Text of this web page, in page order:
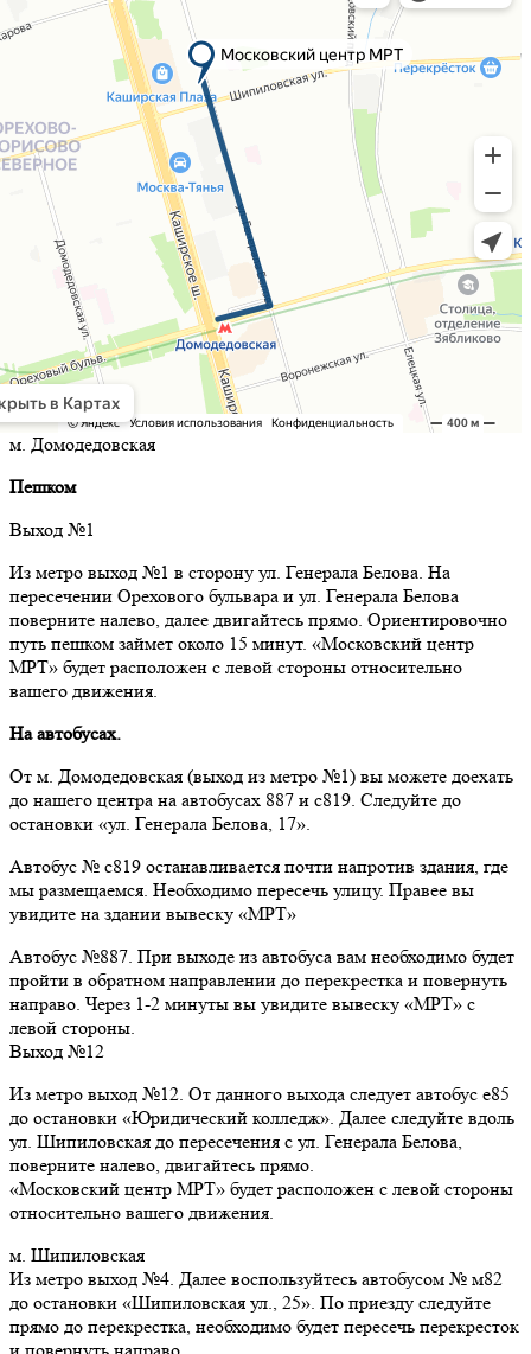
м. Домодедовская
Пешком
Выход №1
Из метро выход №1 в сторону ул. Генерала Белова. На
пересечении Орехового бульвара и ул. Генерала Белова
поверните налево, далее двигайтесь прямо. Ориентировочно
путь пешком займет около 15 минут. «Московский центр
МРТ» будет расположен с левой стороны относительно
вашего движения.
На автобусах.
От м. Домодедовская (выход из метро №1) вы можете доехать
до нашего центра на автобусах 887 и с819. Следуйте до
остановки «ул. Генерала Белова, 17».
Автобус № с819 останавливается почти напротив здания, где
мы размещаемся. Необходимо пересечь улицу. Правее вы
увидите на здании вывеску «МРТ»
Автобус №887. При выходе из автобуса вам необходимо будет
пройти в обратном направлении до перекрестка и повернуть
направо. Через 1-2 минуты вы увидите вывеску «МРТ» с
левой стороны.
Выход №12
Из метро выход №12. От данного выхода следует автобус е85
до остановки «Юридический колледж». Далее следуйте вдоль
ул. Шипиловская до пересечения с ул. Генерала Белова,
поверните налево, двигайтесь прямо.
«Московский центр МРТ» будет расположен с левой стороны
относительно вашего движения.
м. Шипиловская
Из метро выход №4. Далее воспользуйтесь автобусом № м82
до остановки «Шипиловская ул., 25». По приезду следуйте
прямо до перекрестка, необходимо будет пересечь перекресток
и повернуть направо.